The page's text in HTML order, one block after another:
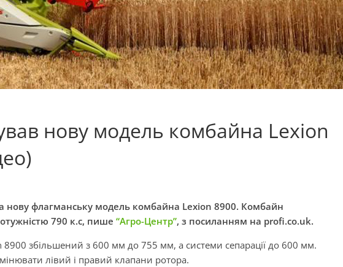
нову модель комбайна Lexion
нову флагманську модель комбайна Lexion 8900. Комбайн
790 к.с, пише “Агро-Центр”, з посиланням на profi.co.uk.
збільшений з 600 мм до 755 мм, а системи сепарації до 600 мм.
лівий і правий клапани ротора.